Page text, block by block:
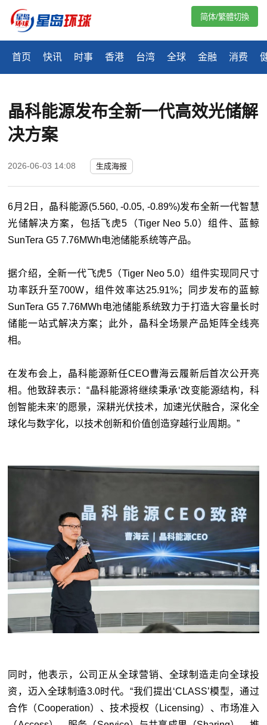
首页 快讯 时事 香港 台湾 全球 金融 消费
简体/繁體切換
晶科能源发布全新一代高效光储解
决方案
2026-06-03 14:08 生成海报
6月2日， 晶科能源(5.560, -0.05, -0.89%)发布全新一代智慧
光储解决方案，包括飞虎5（Tiger Neo 5.0）组件、蓝鲸
SunTera G5 7.76MWh电池储能系统等产品。
据介绍，全新一代飞虎5（Tiger Neo 5.0）组件实现同尺寸
功率跃升至700W，组件效率达25.91%；同步发布的蓝鲸
SunTera G5 7.76MWh电池储能系统致力于打造大容量长时
储能一站式解决方案；此外，晶科全场景产品矩阵全线亮
相。
在发布会上，晶科能源新任CEO曹海云履新后首次公开亮
相。他致辞表示：“晶科能源将继续秉承‘改变能源结构，科
创智能未来’的愿景，深耕光伏技术，加速光伏融合，深化全
球化与数字化，以技术创新和价值创造穿越行业周期。”
同时，他表示，公司正从全球营销、全球制造走向全球投
资，迈入全球制造3.0时代。“我们提出‘CLASS’模型，通过
合作（Cooperation）、技术授权（Licensing）、市场准入